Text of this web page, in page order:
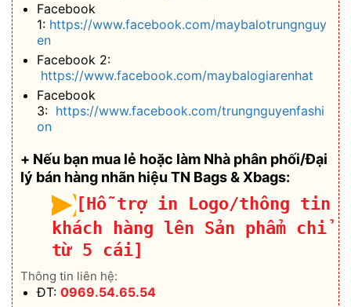
Facebook
1: https://www.facebook.com/maybalotrungnguy
en
Facebook 2:
https://www.facebook.com/maybalogiarenhat
Facebook
3: https://www.facebook.com/trungnguyenfashi
on
+ Nếu bạn mua lẻ hoặc làm Nhà phân phối/Đại
lý bán hàng nhãn hiệu TN Bags & Xbags:
[Hỗ trợ in Logo/thông tin
khách hàng lên Sản phẩm chỉ
từ 5 cái]
Thông tin liên hệ:
ĐT: 0969.54.65.54